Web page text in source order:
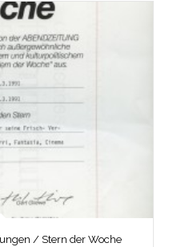
/ Stern der Woche